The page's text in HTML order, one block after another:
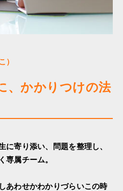
）
、かかりつけの法
に寄り添い、問題を整理し、
専属チーム。
あわせかわかりづらいこの時